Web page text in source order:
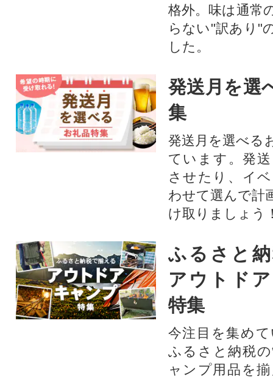
格外。味は通常
らない"訳あり"
した。
発送月を選
集
発送月を選べる
ています。発
させたり、イ
わせて選んで計
け取りましょう
ふるさと
アウトド
特集
今注目を集め
ふるさと納税
ャンプ用品を